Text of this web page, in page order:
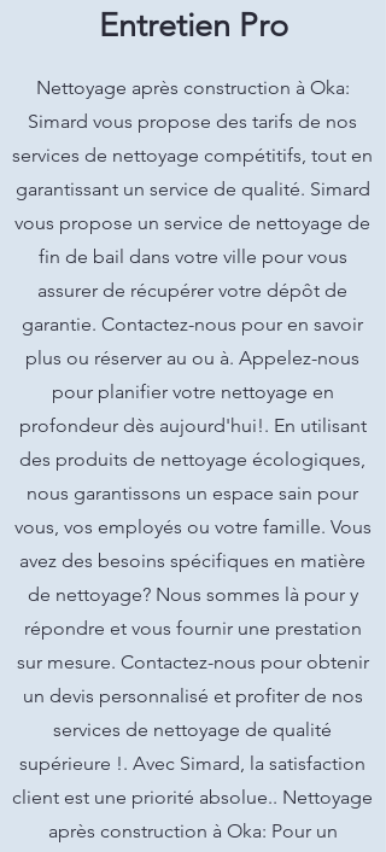
Entretien Pro
Nettoyage après construction à Oka:
Simard vous propose des tarifs de nos
services de nettoyage compétitifs, tout en
garantissant un service de qualité. Simard
vous propose un service de nettoyage de
fin de bail dans votre ville pour vous
assurer de récupérer votre dépôt de
garantie. Contactez-nous pour en savoir
plus ou réserver au ou à. Appelez-nous
pour planifier votre nettoyage en
profondeur dès aujourd'hui!. En utilisant
des produits de nettoyage écologiques,
nous garantissons un espace sain pour
vous, vos employés ou votre famille. Vous
avez des besoins spécifiques en matière
de nettoyage? Nous sommes là pour y
répondre et vous fournir une prestation
sur mesure. Contactez-nous pour obtenir
un devis personnalisé et profiter de nos
services de nettoyage de qualité
supérieure !. Avec Simard, la satisfaction
client est une priorité absolue.. Nettoyage
après construction à Oka: Pour un